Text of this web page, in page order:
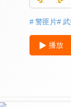
# 警匪片#
播放